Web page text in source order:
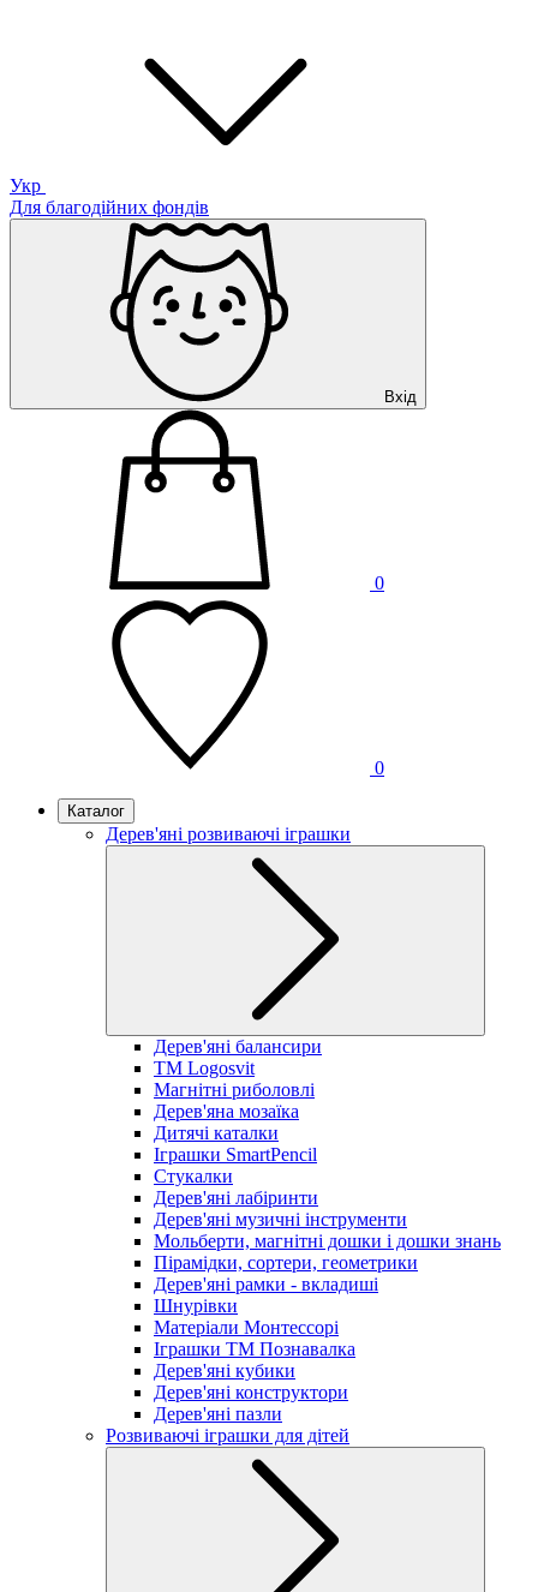
Укр
Для благодійних фондів
Вхід
0
0
Каталог
Дерев'яні розвиваючі іграшки
Дерев'яні балансири
TM Logosvit
Магнітні риболовлі
Дерев'яна мозаїка
Дитячі каталки
Іграшки SmartPencil
Стукалки
Дерев'яні лабіринти
Дерев'яні музичні інструменти
Мольберти, магнітні дошки і дошки знань
Пірамідки, сортери, геометрики
Дерев'яні рамки - вкладиші
Шнурівки
Матеріали Монтессорі
Іграшки ТМ Познавалка
Дерев'яні кубики
Дерев'яні конструктори
Дерев'яні пазли
Розвиваючі іграшки для дітей